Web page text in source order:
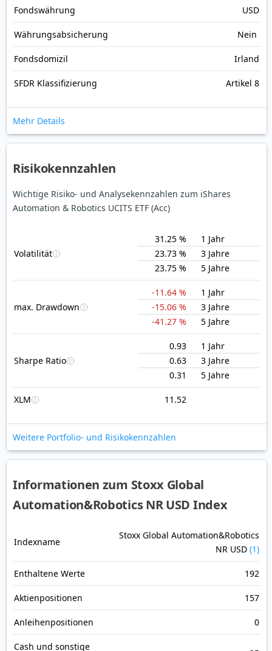
Fonds­währung USD
Währungsabsicherung Nein
Fondsdomizil Irland
SFDR Klassifizierung Artikel 8
Mehr Details
Risikokennzahlen
Wichtige Risiko- und Analysekennzahlen zum iShares
Automation & Robotics UCITS ETF (Acc)
Volatilität
31.25 %
1 Jahr
23.73 %
3 Jahre
23.75 %
5 Jahre
max. Drawdown
-11.64 %
1 Jahr
-15.06 %
3 Jahre
-41.27 %
5 Jahre
Sharpe Ratio
0.93
1 Jahr
0.63
3 Jahre
0.31
5 Jahre
XLM 11.52
Weitere Portfolio- und Risikokennzahlen
Informationen zum Stoxx Global
Automation&Robotics NR USD Index
Indexname
Stoxx Global Automation&Robotics
NR USD (1)
Enthaltene Werte 192
Aktienpositionen 157
Anleihenpositionen 0
Cash und sonstige